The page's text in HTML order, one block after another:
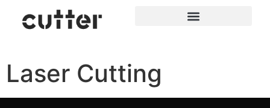
Laser Cutting